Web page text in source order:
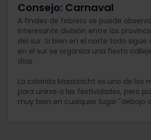
Consejo: Carnaval
A finales de febrero se puede
interesante división entre las
del sur. Si bien en el norte todo
en el sur se organiza una fiesta
días.
La colorida Maastricht es uno de los
para unirse a las festividades, pero
muy bien en cualquier lugar "debajo